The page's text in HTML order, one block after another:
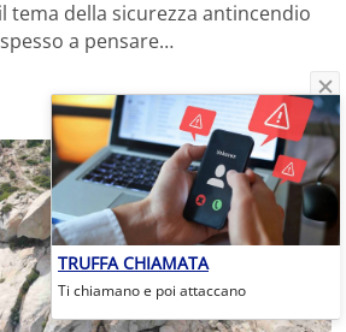
tema della sicurezza antincendio
a pensare…
TRUFFA CHIAMATA
Ti chiamano e poi attaccano